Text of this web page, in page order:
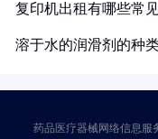
复印机出租有哪些常
溶于水的润滑剂的种
药品医疗器械网络信息服